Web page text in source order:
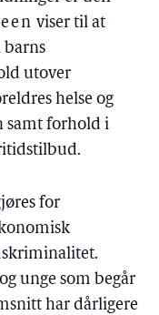
viser til at
barns
utover
helse og
samt forhold i
for
unge som begår
har dårligere